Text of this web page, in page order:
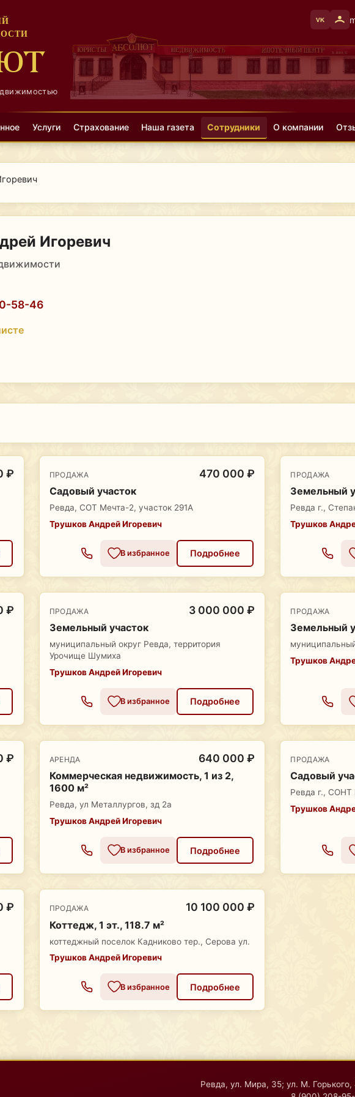
VK
Услуги Страхование Наша газета Сотрудники О компании
Игоревич
58-46
₽ ПРОДАЖА 470 000 ₽
Садовый участок
Ревда, СОТ Мечта-2, участок 291А
Трушков Андрей Игоревич
В избранное Подробнее
ПРОДАЖА
Земельный
Ревда г.,
Трушков
₽ ПРОДАЖА 3 000 000 ₽
Земельный участок
муниципальный округ Ревда, территория
Урочище Шумиха
Трушков Андрей Игоревич
В избранное Подробнее
ПРОДАЖА
Земельный
Трушков
₽ АРЕНДА 640 000 ₽
Коммерческая недвижимость, 1 из 2,
1600 м²
Ревда, ул Металлургов, зд 2а
Трушков Андрей Игоревич
В избранное Подробнее
ПРОДАЖА
Садовый
Ревда г., СОНТ
Трушков
₽ ПРОДАЖА 10 100 000 ₽
Коттедж, 1 эт., 118.7 м²
коттеджный поселок Кадниково тер., Серова ул.
Трушков Андрей Игоревич
В избранное Подробнее
Ревда, ул. Мира, 35; ул. М. Горького,